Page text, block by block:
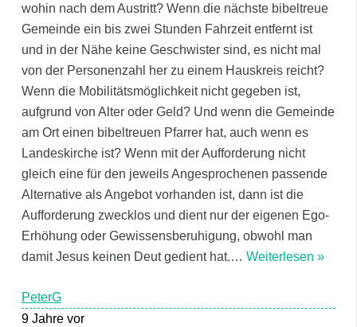
wohin nach dem Austritt? Wenn die nächste bibeltreue
Gemeinde ein bis zwei Stunden Fahrzeit entfernt ist
und in der Nähe keine Geschwister sind, es nicht mal
von der Personenzahl her zu einem Hauskreis reicht?
Wenn die Mobilitätsmöglichkeit nicht gegeben ist,
aufgrund von Alter oder Geld? Und wenn die Gemeinde
am Ort einen bibeltreuen Pfarrer hat, auch wenn es
Landeskirche ist? Wenn mit der Aufforderung nicht
gleich eine für den jeweils Angesprochenen passende
Alternative als Angebot vorhanden ist, dann ist die
Aufforderung zwecklos und dient nur der eigenen Ego-
Erhöhung oder Gewissensberuhigung, obwohl man
damit Jesus keinen Deut gedient hat.… Weiterlesen »
PeterG
9 Jahre vor